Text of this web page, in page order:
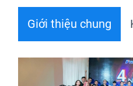
Giới thiệu chung